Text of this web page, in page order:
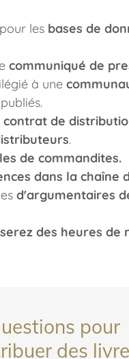
les bases de
communiqué de
à une
publiés.
contrat de
.
de commandites.
dans la chaîne
d'argumentaires
des heures de
pour
des